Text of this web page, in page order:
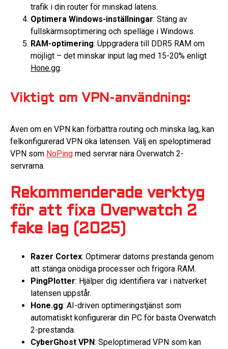
trafik i din router för minskad latens.
Optimera Windows-inställningar: Stäng av
fullskärmsoptimering och spelläge i Windows.
RAM-optimering: Uppgradera till DDR5 RAM om
möjligt – det minskar input lag med 15-20% enligt
Hone.gg.
Viktigt om VPN-användning:
Även om en VPN kan förbättra routing och minska lag, kan
felkonfigurerad VPN öka latensen. Välj en speloptimerad
VPN som NoPing med servrar nära Overwatch 2-
servrarna.
Rekommenderade verktyg
för att fixa Overwatch 2
fake lag (2025)
Razer Cortex: Optimerar datorns prestanda genom
att stänga onödiga processer och frigöra RAM.
PingPlotter: Hjälper dig identifiera var i nätverket
latensen uppstår.
Hone.gg: AI-driven optimeringstjänst som
automatiskt konfigurerar din PC för bästa Overwatch
2-prestanda.
CyberGhost VPN: Speloptimerad VPN som kan